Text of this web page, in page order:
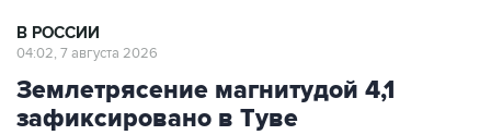
В РОССИИ
04:02, 7 августа 2026
Землетрясение магнитудой 4,1
зафиксировано в Туве